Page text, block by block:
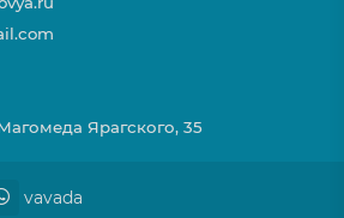
Ярагского, 35
vavada